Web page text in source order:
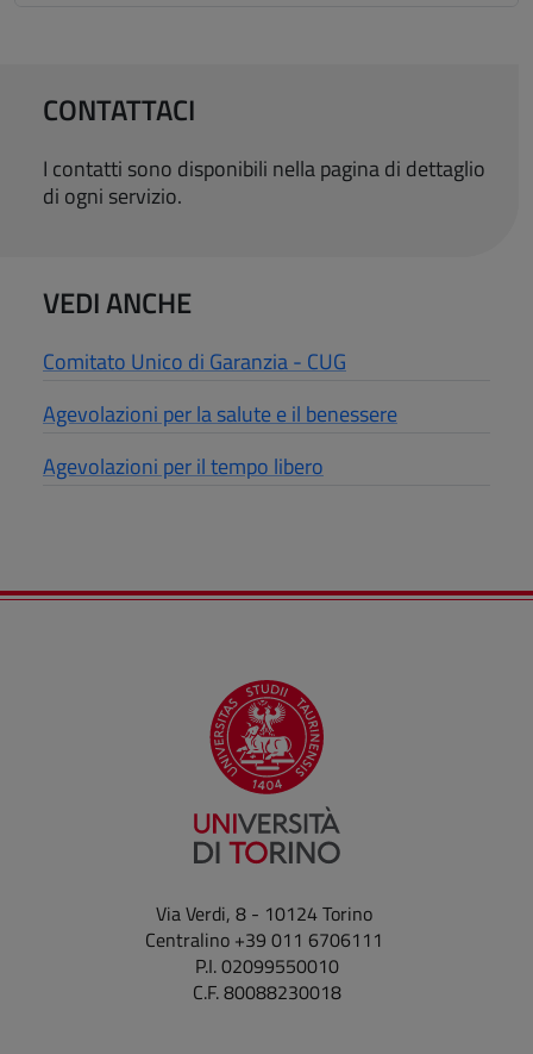
CONTATTACI
I contatti sono disponibili nella pagina di dettaglio
di ogni servizio.
VEDI ANCHE
Comitato Unico di Garanzia - CUG
Agevolazioni per la salute e il benessere
Agevolazioni per il tempo libero
Via Verdi, 8 - 10124 Torino
Centralino +39 011 6706111
P.I. 02099550010
C.F. 80088230018